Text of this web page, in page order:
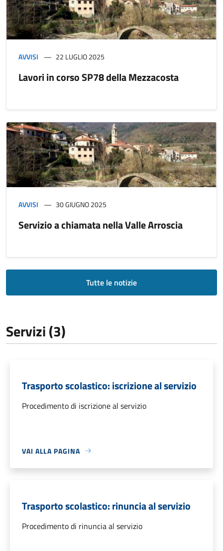
AVVISI 22 LUGLIO 2025
Lavori in corso SP78 della Mezzacosta
AVVISI 30 GIUGNO 2025
Servizio a chiamata nella Valle Arroscia
Tutte le notizie
Servizi (3)
Trasporto scolastico: iscrizione al servizio
Procedimento di iscrizione al servizio
VAI ALLA PAGINA
Trasporto scolastico: rinuncia al servizio
Procedimento di rinuncia al servizio